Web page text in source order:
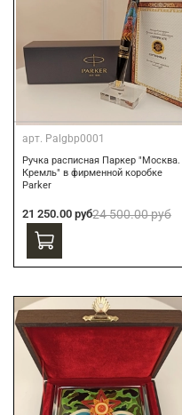
арт. Palgbp0001
Ручка расписная Паркер "Москва.
Кремль" в фирменной коробке
Parker
21 250.00 руб24 500.00 руб